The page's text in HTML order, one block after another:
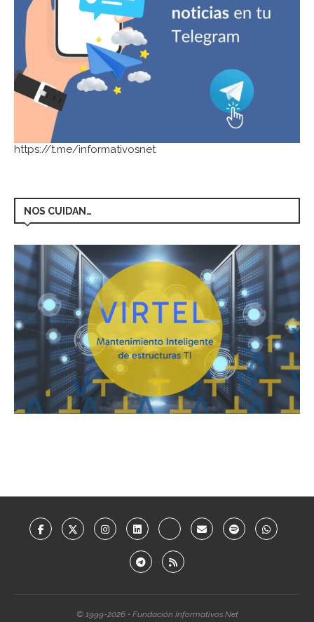
https://t.me/informativosnet
NOS CUIDAN…
© 1999-2026 • Fundación Informativos.Net